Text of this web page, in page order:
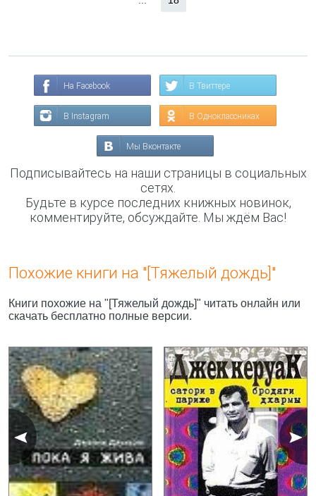
На Facebook В Твиттере
В Instagram В Одноклассниках
Мы Вконтакте
Подписывайтесь на наши страницы в социальных
сетях.
Будьте в курсе последних книжных новинок,
комментируйте, обсуждайте. Мы ждём Вас!
Похожие книги на "[Тяжелый дождь]"
Книги похожие на "[Тяжелый дождь]" читать онлайн или
скачать бесплатно полные версии.